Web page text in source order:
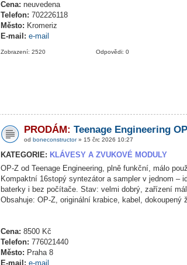
Cena: neuvedena
Telefon: 702226118
Město: Kromeriz
E-mail: e-mail
Odpovědi: 0
Zobrazení: 2520
PRODÁM: Teenage Engineering
od boneconstructor» 15 črc 2026 10:27
KATEGORIE: KLÁVESY A ZVUKOVÉ MODULY
OP-Z od Teenage Engineering, plně funkční, málo
Kompaktní 16stopý syntezátor a sampler v jednom –
baterky i bez počítače. Stav: velmi dobrý, zařízení
Obsahuje: OP-Z, originální krabice, kabel, dokoupený
Cena: 8500 Kč
Telefon: 776021440
Město: Praha 8
E-mail: e-mail